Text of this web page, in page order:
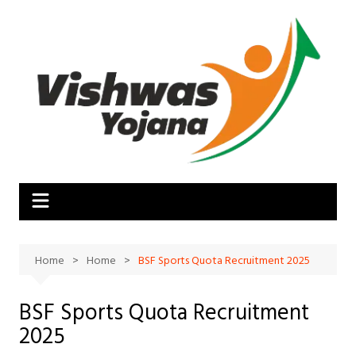
Home Home BSF Sports Quota Recruitment 2025
BSF Sports Quota Recruitment
2025